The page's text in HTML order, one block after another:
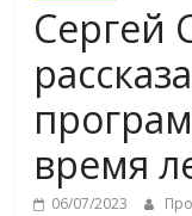
Сергей
время
06/07/2023